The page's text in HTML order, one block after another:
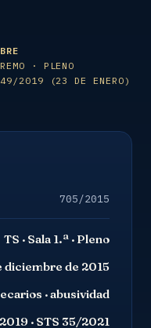
· PLENO
2019 (23 DE ENERO)
705/2015
TS · Sala 1.ª · Pleno
diciembre de 2015
· abusividad
· STS 35/2021